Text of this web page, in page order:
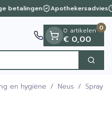
betalingen Apothekersadvies
Zoek
0 artikelen
€ 0,00
0
en hygiëne / Neus / Spray